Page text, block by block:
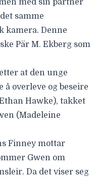
med sin partner
samme
kamera. Denne
Pär M. Ekberg som
at den unge
å overleve og beseire
Hawke), takket
(Madeleine
Finney mottar
Gwen om
Da det viser seg